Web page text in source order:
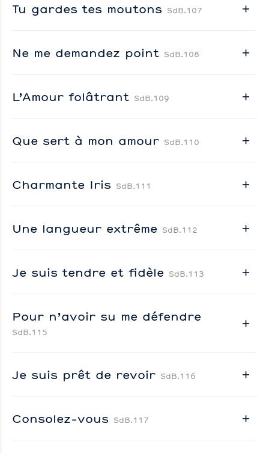
Tu gardes tes moutons SdB.107
Ne me demandez point SdB.108
L’Amour folâtrant SdB.109
Que sert à mon amour SdB.110
Charmante Iris SdB.111
Une langueur extrême SdB.112
Je suis tendre et fidèle SdB.113
Pour n’avoir su me défendre
SdB.115
Je suis prêt de revoir SdB.116
Consolez-vous SdB.117